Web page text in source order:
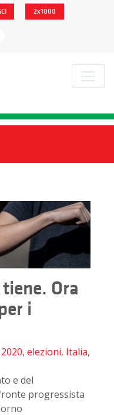
2x1000
Ora
i
2020, elezioni, Italia,
e del
progressista